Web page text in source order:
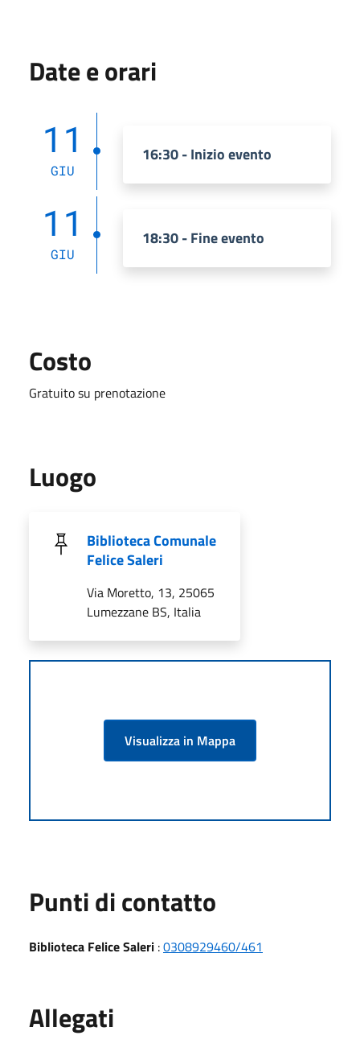
Date e orari
11
GIU
16:30 - Inizio evento
11
GIU
18:30 - Fine evento
Costo
Gratuito su prenotazione
Luogo
Biblioteca Comunale
Felice Saleri
Via Moretto, 13, 25065
Lumezzane BS, Italia
Visualizza in Mappa
Punti di contatto
Biblioteca Felice Saleri :0308929460/461
Allegati